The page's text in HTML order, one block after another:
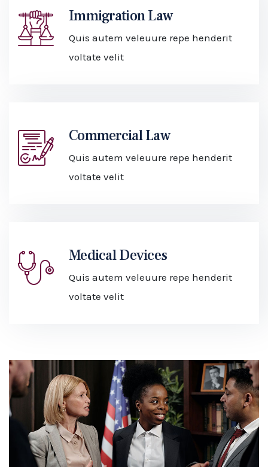
Immigration Law
Quis autem veleuure repe henderit
voltate velit
Commercial Law
Quis autem veleuure repe henderit
voltate velit
Medical Devices
Quis autem veleuure repe henderit
voltate velit